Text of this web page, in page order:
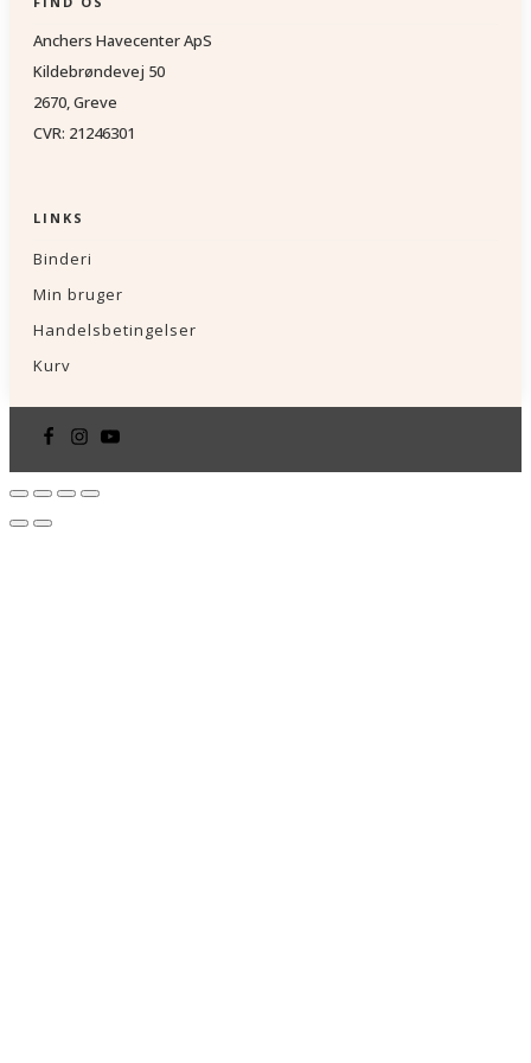
Anchers Havecenter ApS
Kildebrøndevej 50
2670, Greve
CVR: 21246301
LINKS
Binderi
Min bruger
Handelsbetingelser
Kurv